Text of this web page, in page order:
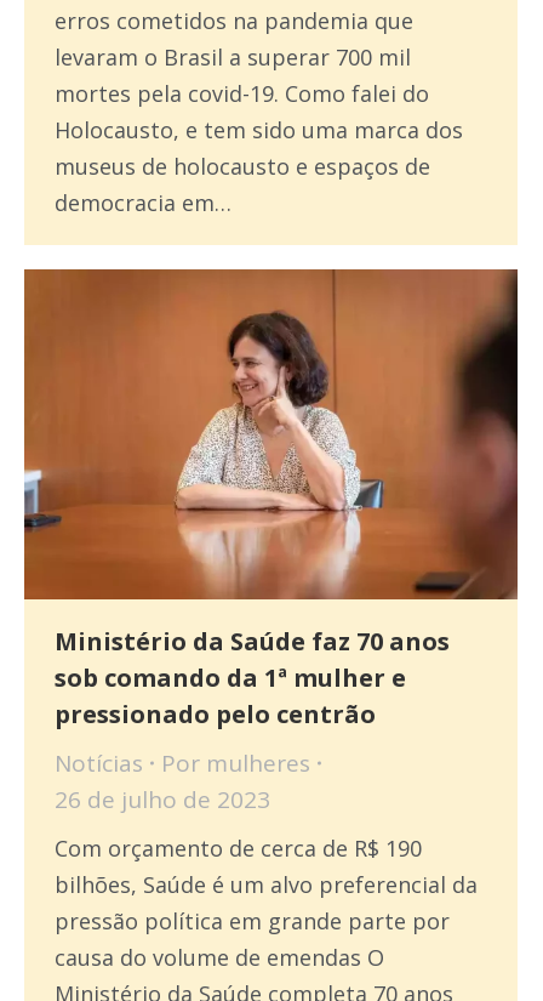
erros cometidos na pandemia que
levaram o Brasil a superar 700 mil
mortes pela covid-19. Como falei do
Holocausto, e tem sido uma marca dos
museus de holocausto e espaços de
democracia em…
Ministério da Saúde faz 70 anos
sob comando da 1ª mulher e
pressionado pelo centrão
Notícias Por mulheres
26 de julho de 2023
Com orçamento de cerca de R$ 190
bilhões, Saúde é um alvo preferencial da
pressão política em grande parte por
causa do volume de emendas O
Ministério da Saúde completa 70 anos